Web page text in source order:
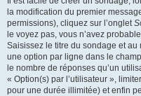
la modification du premier
permissions), cliquez sur l’onglet
le voyez pas, vous n’avez
Saisissez le titre du sondage et
une option par ligne dans le
le nombre de réponses qu’un
« Option(s) par l’utilisateur »,
pour une durée illimitée) et enfin